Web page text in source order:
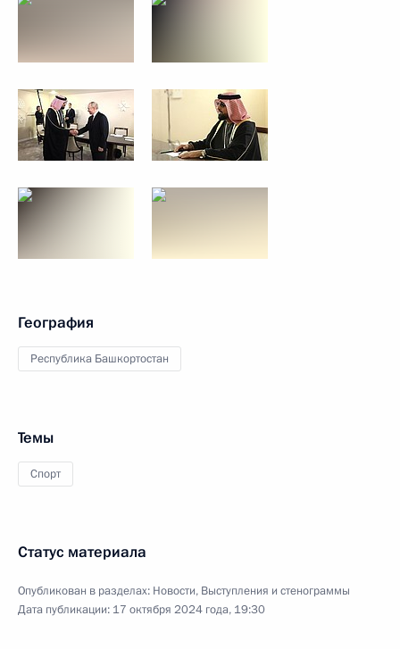
География
Республика Башкортостан
Темы
Спорт
Статус материала
Опубликован в разделах: Новости, Выступления и стенограммы
Дата публикации: 17 октября 2024 года, 19:30